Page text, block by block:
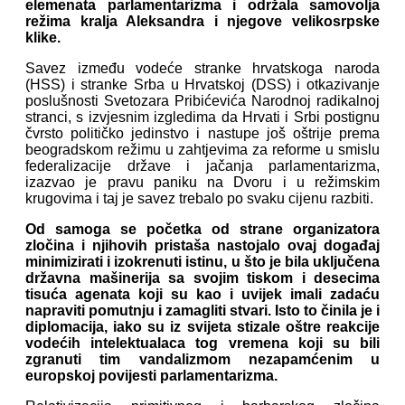
elemenata parlamentarizma i održala samovolja
režima kralja Aleksandra i njegove velikosrpske
klike.
Savez između vodeće stranke hrvatskoga naroda
(HSS) i stranke Srba u Hrvatskoj (DSS) i otkazivanje
poslušnosti Svetozara Pribićevića Narodnoj radikalnoj
stranci, s izvjesnim izgledima da Hrvati i Srbi postignu
čvrsto političko jedinstvo i nastupe još oštrije prema
beogradskom režimu u zahtjevima za reforme u smislu
federalizacije države i jačanja parlamentarizma,
izazvao je pravu paniku na Dvoru i u režimskim
krugovima i taj je savez trebalo po svaku cijenu razbiti.
Od samoga se početka od strane organizatora
zločina i njihovih pristaša nastojalo ovaj događaj
minimizirati i izokrenuti istinu, u što je bila uključena
državna mašinerija sa svojim tiskom i desecima
tisuća agenata koji su kao i uvijek imali zadaću
napraviti pomutnju i zamagliti stvari. Isto to činila je i
diplomacija, iako su iz svijeta stizale oštre reakcije
vodećih intelektualaca tog vremena koji su bili
zgranuti tim vandalizmom nezapamćenim u
europskoj povijesti parlamentarizma.